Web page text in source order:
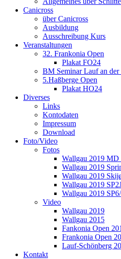
Canicross
über Canicross
Ausbildung
Ausschreibung Kurs
Veranstaltungen
32. Frankonia Open
Plakat FO24
BM Seminar Lauf an der
5.Haßberge Open
Plakat HO24
Diverses
Links
Kontodaten
Impressum
Download
Foto/Video
Fotos
Wallgau 2019 MD
Wallgau 2019
Wallgau 2019
Wallgau 2019
Wallgau 2019
Video
Wallgau 2019
Wallgau 2015
Fankonia Open
Frankonia Open
Lauf-Schönberg
Kontakt